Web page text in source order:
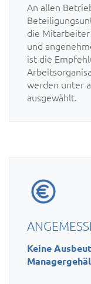
An allen
die
und
ist die
werden unter
ausgewählt.
Keine